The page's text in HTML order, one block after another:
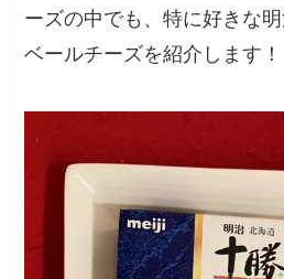
ーズの中でも、特に好きな
ベールチーズを紹介します！